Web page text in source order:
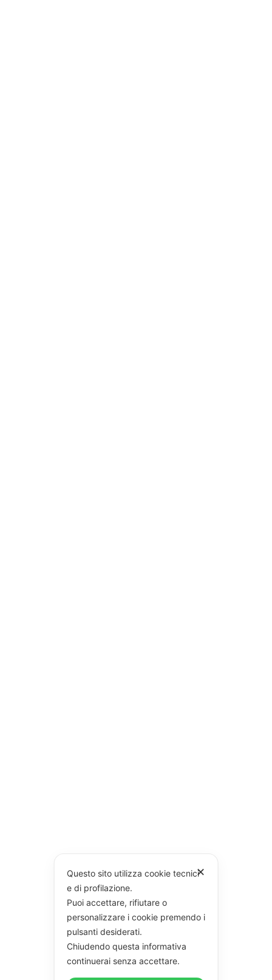
✕
Questo sito utilizza cookie tecnici
e di profilazione.
Puoi accettare, rifiutare o
personalizzare i cookie premendo i
pulsanti desiderati.
Chiudendo questa informativa
continuerai senza accettare.